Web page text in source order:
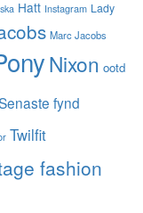
Hatt Instagram Lady
Marc Jacobs
Nixon ootd
fynd
Twilfit
fashion